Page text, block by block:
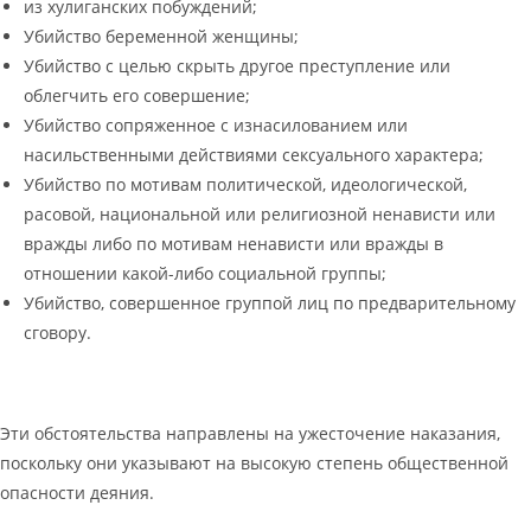
из хулиганских побуждений;
Убийство беременной женщины;
Убийство с целью скрыть другое преступление или
облегчить его совершение;
Убийство сопряженное с изнасилованием или
насильственными действиями сексуального характера;
Убийство по мотивам политической, идеологической,
расовой, национальной или религиозной ненависти или
вражды либо по мотивам ненависти или вражды в
отношении какой-либо социальной группы;
Убийство, совершенное группой лиц по предварительному
сговору.
Эти обстоятельства направлены на ужесточение наказания,
поскольку они указывают на высокую степень общественной
опасности деяния.